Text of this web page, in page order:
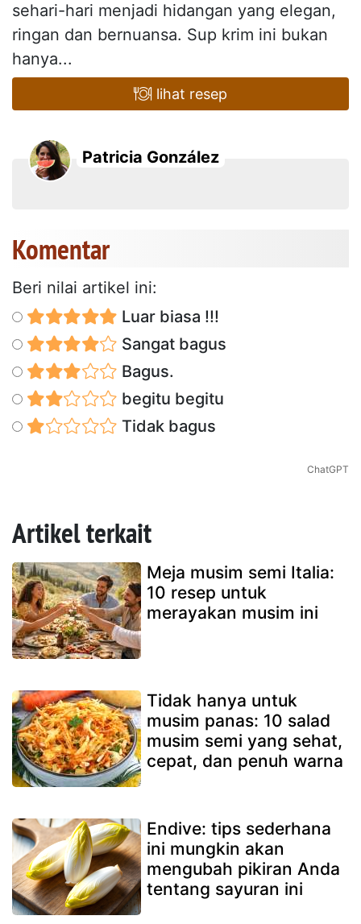
sehari-hari menjadi hidangan yang elegan,
ringan dan bernuansa. Sup krim ini bukan
hanya...
lihat resep
Patricia González
Komentar
Beri nilai artikel ini:
Luar biasa !!!
Sangat bagus
Bagus.
begitu begitu
Tidak bagus
ChatGPT
Artikel terkait
Meja musim semi Italia:
10 resep untuk
merayakan musim ini
Tidak hanya untuk
musim panas: 10 salad
musim semi yang sehat,
cepat, dan penuh warna
Endive: tips sederhana
ini mungkin akan
mengubah pikiran Anda
tentang sayuran ini